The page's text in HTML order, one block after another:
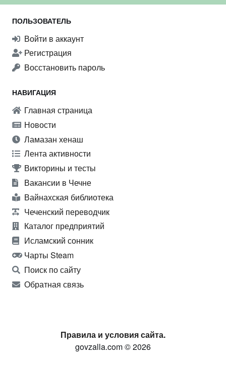
ПОЛЬЗОВАТЕЛЬ
Войти в аккаунт
Регистрация
Восстановить пароль
НАВИГАЦИЯ
Главная страница
Новости
Ламазан хенаш
Лента активности
Викторины и тесты
Вакансии в Чечне
Вайнахская библиотека
Чеченский переводчик
Каталог предприятий
Исламский сонник
Чарты Steam
Поиск по сайту
Обратная связь
Правила и условия сайта.
govzalla.com © 2026